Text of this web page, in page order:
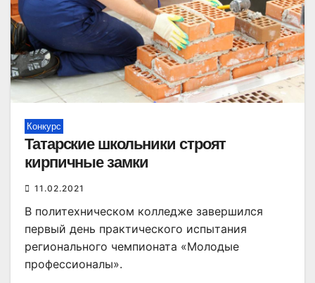
Конкурс
Татарские школьники строят
кирпичные замки
11.02.2021
В политехническом колледже завершился
первый день практического испытания
регионального чемпионата «Молодые
профессионалы».